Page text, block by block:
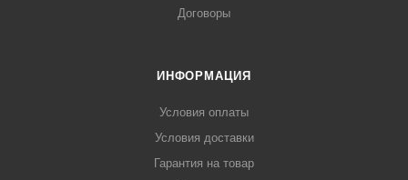
Договоры
ИНФОРМАЦИЯ
Условия оплаты
Условия доставки
Гарантия на товар